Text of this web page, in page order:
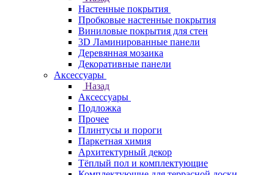
Настенные покрытия
Пробковые настенные покрытия
Виниловые покрытия для стен
3D Ламинированные панели
Деревянная мозаика
Декоративные панели
Аксессуары
Назад
Аксессуары
Подложка
Прочее
Плинтусы и пороги
Паркетная химия
Архитектурный декор
Тёплый пол и комплектующие